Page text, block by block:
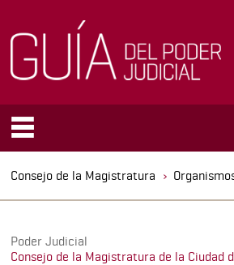
Consejo de la Magistratura
Poder Judicial
Consejo de la Magistratura de la Ciudad